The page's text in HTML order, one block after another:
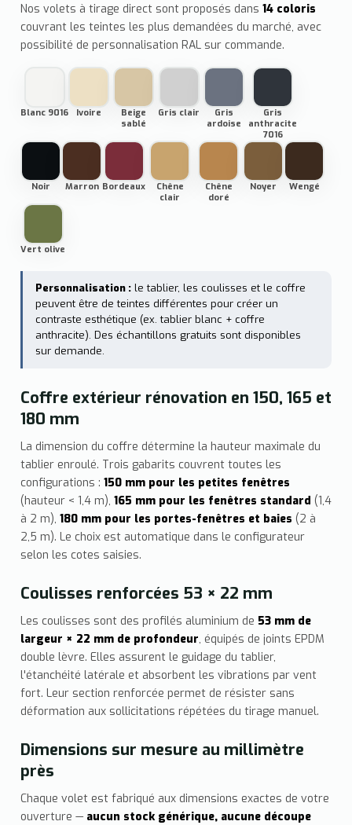
Nos volets à tirage direct sont proposés dans 14 coloris
couvrant les teintes les plus demandées du marché, avec
possibilité de personnalisation RAL sur commande.
Blanc 9016 Ivoire
Beige
sablé
Gris clair
Gris
ardoise
Gris
anthracite
7016
Noir Marron Bordeaux
Chêne
clair
Chêne
doré
Noyer Wengé
Vert olive
Personnalisation : le tablier, les coulisses et le coffre
peuvent être de teintes différentes pour créer un
contraste esthétique (ex. tablier blanc + coffre
anthracite). Des échantillons gratuits sont disponibles
sur demande.
Coffre extérieur rénovation en 150, 165 et
180 mm
La dimension du coffre détermine la hauteur maximale du
tablier enroulé. Trois gabarits couvrent toutes les
configurations : 150 mm pour les petites fenêtres
(hauteur < 1,4 m), 165 mm pour les fenêtres standard (1,4
à 2 m), 180 mm pour les portes-fenêtres et baies (2 à
2,5 m). Le choix est automatique dans le configurateur
selon les cotes saisies.
Coulisses renforcées 53 × 22 mm
Les coulisses sont des profilés aluminium de 53 mm de
largeur × 22 mm de profondeur, équipés de joints EPDM
double lèvre. Elles assurent le guidage du tablier,
l'étanchéité latérale et absorbent les vibrations par vent
fort. Leur section renforcée permet de résister sans
déformation aux sollicitations répétées du tirage manuel.
Dimensions sur mesure au millimètre
près
Chaque volet est fabriqué aux dimensions exactes de votre
ouverture — aucun stock générique, aucune découpe